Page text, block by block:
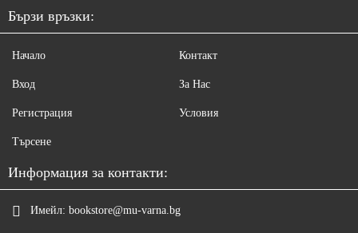
Бързи връзки:
Начало
Вход
Регистрация
Търсене
Контакт
За Нас
Условия
Информация за контакти:
Имейл: bookstore@mu-varna.bg